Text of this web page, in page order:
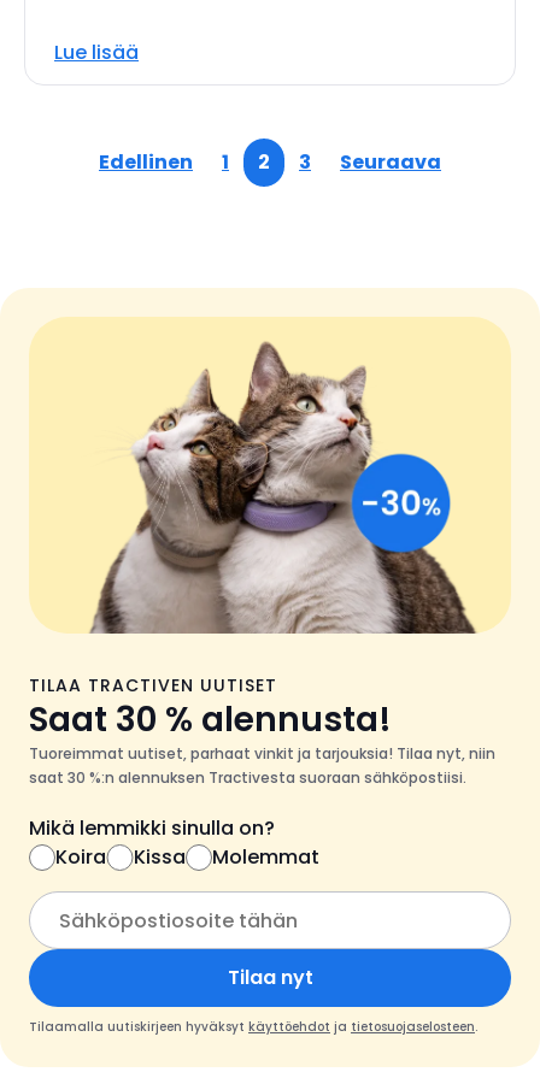
Lue lisää
Edellinen 1 2 3 Seuraava
TILAA TRACTIVEN UUTISET
Saat 30 % alennusta!
Tuoreimmat uutiset, parhaat vinkit ja tarjouksia! Tilaa nyt, niin
saat 30 %:n alennuksen Tractivesta suoraan sähköpostiisi.
Mikä lemmikki sinulla on?
Koira
Kissa Molemmat
Tilaa nyt
Tilaamalla uutiskirjeen hyväksyt käyttöehdot ja tietosuojaselosteen.